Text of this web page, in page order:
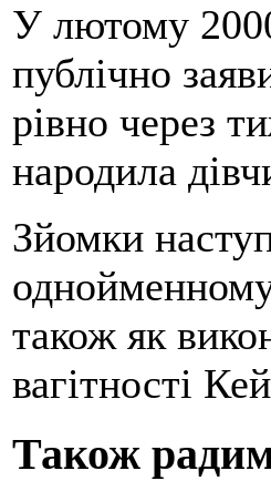
У лютому
публічно
рівно через
народила
Зйомки
також як
вагітності
Також